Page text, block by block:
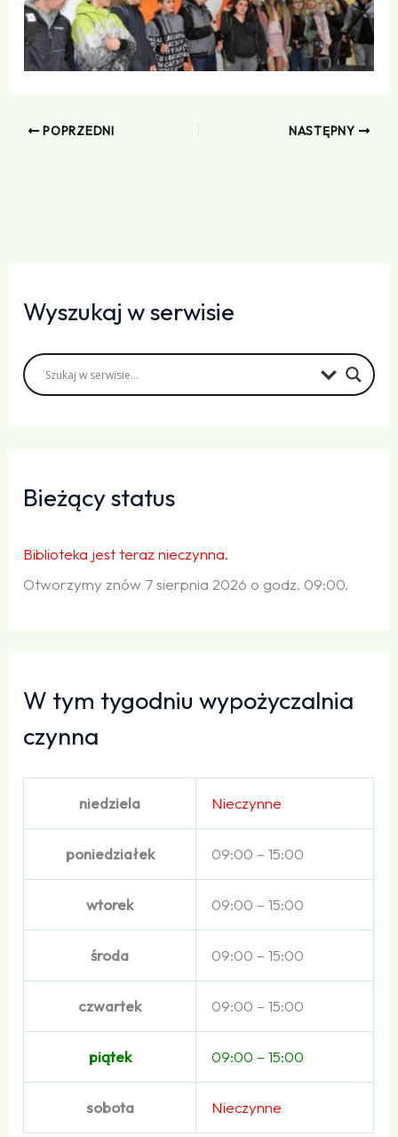
POPRZEDNI NASTĘPNY
Wyszukaj w serwisie
Bieżący status
Biblioteka jest teraz nieczynna.
Otworzymy znów 7 sierpnia 2026 o godz. 09:00.
W tym tygodniu wypożyczalnia
czynna
niedziela Nieczynne
poniedziałek 09:00 – 15:00
wtorek 09:00 – 15:00
środa 09:00 – 15:00
czwartek 09:00 – 15:00
piątek 09:00 – 15:00
sobota Nieczynne